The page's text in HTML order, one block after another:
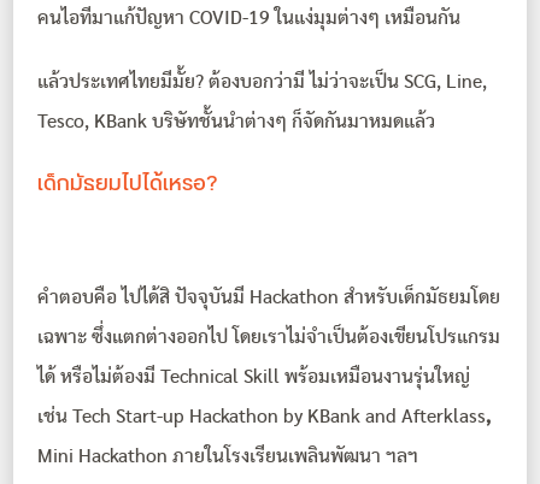
คนไอทีมาแก้ปัญหา COVID-19 ในแง่มุมต่างๆ เหมือนกัน
แล้วประเทศไทยมีมั้ย? ต้องบอกว่ามี ไม่ว่าจะเป็น SCG, Line,
Tesco, KBank บริษัทชั้นนำต่างๆ ก็จัดกันมาหมดแล้ว
เด็กมัธยมไปได้เหรอ?
คำตอบคือ ไปได้สิ ปัจจุบันมี Hackathon สำหรับเด็กมัธยมโดย
เฉพาะ ซึ่งแตกต่างออกไป โดยเราไม่จำเป็นต้องเขียนโปรแกรม
ได้ หรือไม่ต้องมี Technical Skill พร้อมเหมือนงานรุ่นใหญ่
เช่น Tech Start-up Hackathon by KBank and Afterklass,
Mini Hackathon ภายในโรงเรียนเพลินพัฒนา ฯลฯ